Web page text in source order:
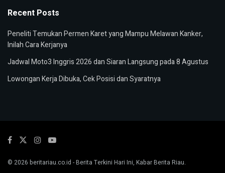
Recent Posts
Peneliti Temukan Permen Karet yang Mampu Melawan Kanker,
Inilah Cara Kerjanya
Jadwal Moto3 Inggris 2026 dan Siaran Langsung pada 8 Agustus
Lowongan Kerja Dibuka, Cek Posisi dan Syaratnya
© 2026 beritariau.co.id - Berita Terkini Hari Ini, Kabar Berita Riau.